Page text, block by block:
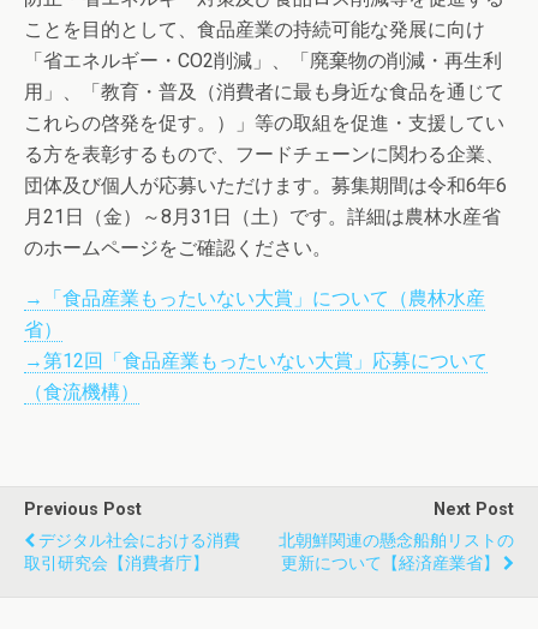
ことを目的として、食品産業の持続可能な発展に向け
「省エネルギー・CO2削減」、「廃棄物の削減・再生利
用」、「教育・普及（消費者に最も身近な食品を通じて
これらの啓発を促す。）」等の取組を促進・支援してい
る方を表彰するもので、フードチェーンに関わる企業、
団体及び個人が応募いただけます。募集期間は令和6年6
月21日（金）～8月31日（土）です。詳細は農林水産省
のホームページをご確認ください。
→「食品産業もったいない大賞」について（農林水産
省）
→第12回「食品産業もったいない大賞」応募について
（食流機構）
Previous Post
デジタル社会における消費
取引研究会【消費者庁】
Next Post
北朝鮮関連の懸念船舶リストの
更新について【経済産業省】